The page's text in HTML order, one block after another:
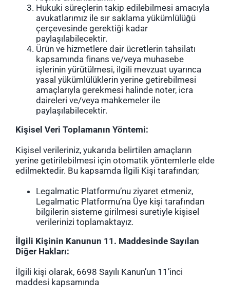
Hukuki süreçlerin takip edilebilmesi amacıyla
avukatlarımız ile sır saklama yükümlülüğü
çerçevesinde gerektiği kadar
paylaşılabilecektir.
Ürün ve hizmetlere dair ücretlerin tahsilatı
kapsamında finans ve/veya muhasebe
işlerinin yürütülmesi, ilgili mevzuat uyarınca
yasal yükümlülüklerin yerine getirebilmesi
amaçlarıyla gerekmesi halinde noter, icra
daireleri ve/veya mahkemeler ile
paylaşılabilecektir.
Kişisel Veri Toplamanın Yöntemi:
Kişisel verileriniz, yukarıda belirtilen amaçların
yerine getirilebilmesi için otomatik yöntemlerle elde
edilmektedir. Bu kapsamda İlgili Kişi tarafından;
Legalmatic Platformu’nu ziyaret etmeniz,
Legalmatic Platformu’na Üye kişi tarafından
bilgilerin sisteme girilmesi suretiyle kişisel
verilerinizi toplamaktayız.
İlgili Kişinin Kanunun 11. Maddesinde Sayılan
Diğer Hakları:
İlgili kişi olarak, 6698 Sayılı Kanun’un 11’inci
maddesi kapsamında